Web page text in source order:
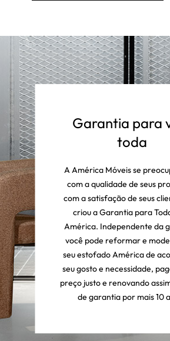
Garantia para
toda
A América Móveis se
com a qualidade de seus
com a satisfação de seus
criou a Garantia para
América. Independente da
você pode reformar e
seu estofado América de
seu gosto e necessidade,
preço justo e renovando
de garantia por mais 10